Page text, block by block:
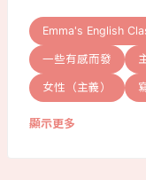
Emma's English
一些有感而發
女性（主義）
顯示更多